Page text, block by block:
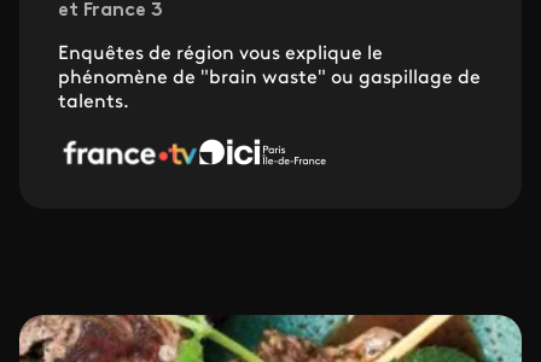
et France 3
Enquêtes de région vous explique le
phénomène de "brain waste" ou gaspillage de
talents.